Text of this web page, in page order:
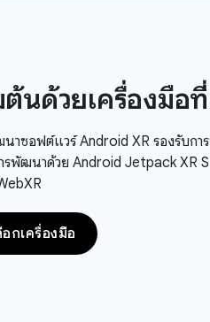
ต้นด้วยเครื่องมื
าซอฟต์แวร์ Android XR รองรับก
รพัฒนาด้วย Android Jetpack XR
อกเครื่องมือ